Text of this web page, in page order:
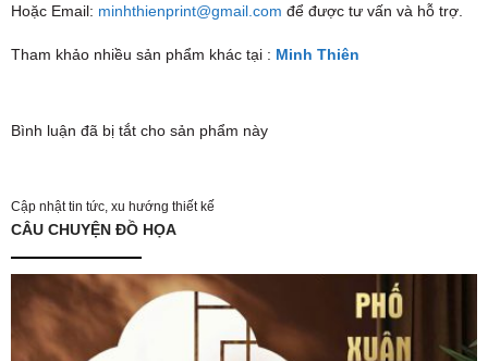
Hoặc Email: minhthienprint@gmail.com để được tư vấn và hỗ trợ.
Tham khảo nhiều sản phẩm khác tại : Minh Thiên
Bình luận đã bị tắt cho sản phẩm này
Cập nhật tin tức, xu hướng thiết kế
CÂU CHUYỆN ĐỒ HỌA